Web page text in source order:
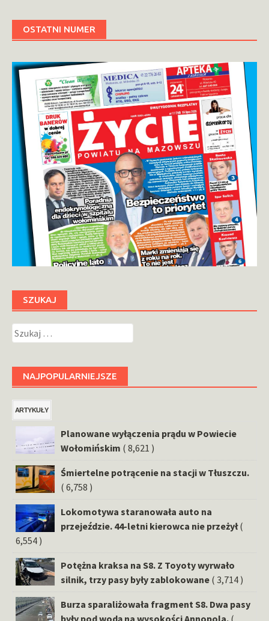
OSTATNI NUMER
SZUKAJ
Szukaj:
NAJPOPULARNIEJSZE
ARTYKUŁY
Planowane wyłączenia prądu w Powiecie
Wołomińskim ( 8,621 )
Śmiertelne potrącenie na stacji w Tłuszczu.
( 6,758 )
Lokomotywa staranowała auto na
przejeździe. 44-letni kierowca nie przeżył (
6,554 )
Potężna kraksa na S8. Z Toyoty wyrwało
silnik, trzy pasy były zablokowane ( 3,714 )
Burza sparaliżowała fragment S8. Dwa pasy
były pod wodą na wysokości Annopola. (